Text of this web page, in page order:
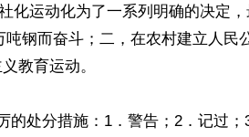
化运动化为了一系列明确的决定，
钢而奋斗；二，在农村建立人民
教育运动。
处分措施：1．警告；2．记过；